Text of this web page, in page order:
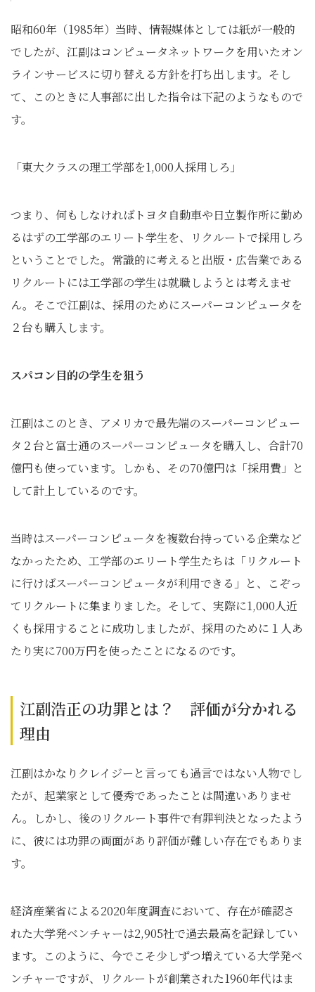
昭和60年（1985年）当時、情報媒体としては紙が一般的
でしたが、江副はコンピュータネットワークを用いたオン
ラインサービスに切り替える方針を打ち出します。そし
て、このときに人事部に出した指令は下記のようなもので
す。
「東大クラスの理工学部を1,000人採用しろ」
つまり、何もしなければトヨタ自動車や日立製作所に勤め
るはずの工学部のエリート学生を、リクルートで採用しろ
ということでした。常識的に考えると出版・広告業である
リクルートには工学部の学生は就職しようとは考えませ
ん。そこで江副は、採用のためにスーパーコンピュータを
２台も購入します。
スパコン目的の学生を狙う
江副はこのとき、アメリカで最先端のスーパーコンピュー
タ２台と富士通のスーパーコンピュータを購入し、合計70
億円も使っています。しかも、その70億円は「採用費」と
して計上しているのです。
当時はスーパーコンピュータを複数台持っている企業など
なかったため、工学部のエリート学生たちは「リクルート
に行けばスーパーコンピュータが利用できる」と、こぞっ
てリクルートに集まりました。そして、実際に1,000人近
くも採用することに成功しましたが、採用のために１人あ
たり実に700万円を使ったことになるのです。
江副浩正の功罪とは？ 評価が分かれる
理由
江副はかなりクレイジーと言っても過言ではない人物でし
たが、起業家として優秀であったことは間違いありませ
ん。しかし、後のリクルート事件で有罪判決となったよう
に、彼には功罪の両面があり評価が難しい存在でもありま
す。
経済産業省による2020年度調査において、存在が確認さ
れた大学発ベンチャーは2,905社で過去最高を記録してい
ます。このように、今でこそ少しずつ増えている大学発ベ
ンチャーですが、リクルートが創業された1960年代はま